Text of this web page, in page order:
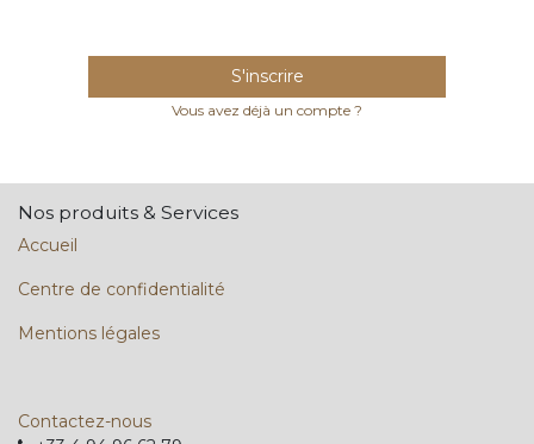
S'inscrire
Vous avez déjà un compte ?
Nos produits & Services
Accueil
Centre de confidentialité
Mentions légales
Contactez-nous